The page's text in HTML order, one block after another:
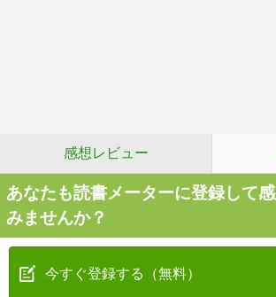
感想レビュー
あなたも読書メーターに登録して
みませんか？
今すぐ登録する（無料）